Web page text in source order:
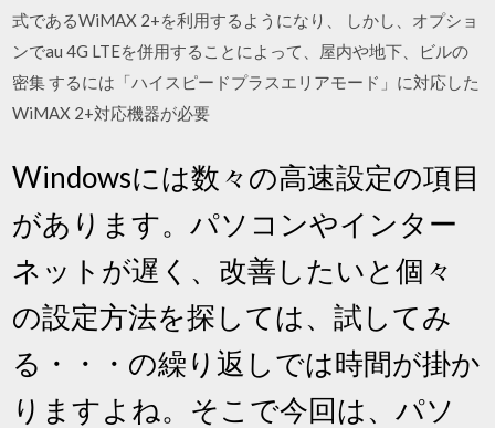
式であるWiMAX 2+を利用するようになり、 しかし、オプショ
ンでau 4G LTEを併用することによって、屋内や地下、ビルの
密集 するには「ハイスピードプラスエリアモード」に対応した
WiMAX 2+対応機器が必要
Windowsには数々の高速設定の項目
があります。パソコンやインター
ネットが遅く、改善したいと個々
の設定方法を探しては、試してみ
る・・・の繰り返しでは時間が掛か
りますよね。そこで今回は、パソ